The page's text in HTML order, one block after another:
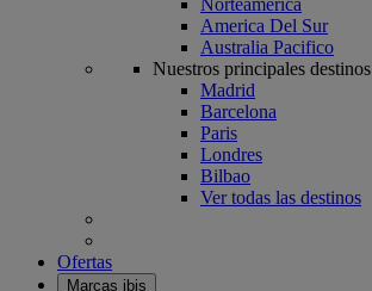
Norteamérica
America Del Sur
Australia Pacifico
Nuestros principales destinos
Madrid
Barcelona
Paris
Londres
Bilbao
Ver todas las destinos
Ofertas
Marcas ibis